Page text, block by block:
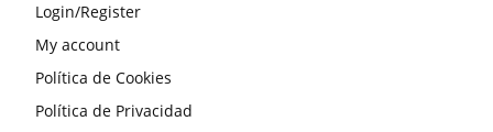
Login/Register
My account
Política de Cookies
Política de Privacidad